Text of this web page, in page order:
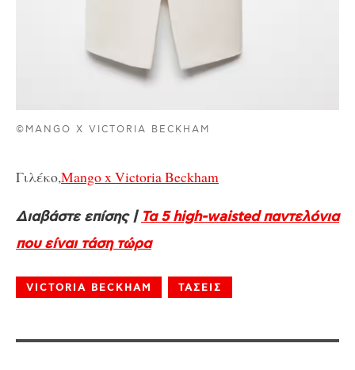
©MANGO X VICTORIA BECKHAM
Γιλέκο,Mango x Victoria Beckham
Διαβάστε επίσης | Τα 5 high-waisted παντελόνια
που είναι τάση τώρα
VICTORIA BECKHAM ΤΑΣΕΙΣ